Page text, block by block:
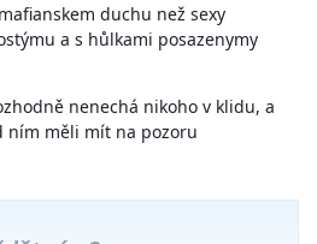
duchu než sexy
a s hůlkami posazenymy
nenechá nikoho v klidu, a
ním měli mít na pozoru